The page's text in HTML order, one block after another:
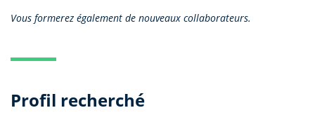
Vous formerez également de nouveaux collaborateurs.
Profil recherché